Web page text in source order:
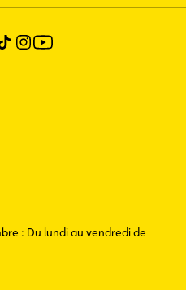
: Du lundi au vendredi de